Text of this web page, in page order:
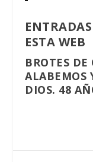
ESTA WEB
BROTES
ALABEMOS
DIOS. 48